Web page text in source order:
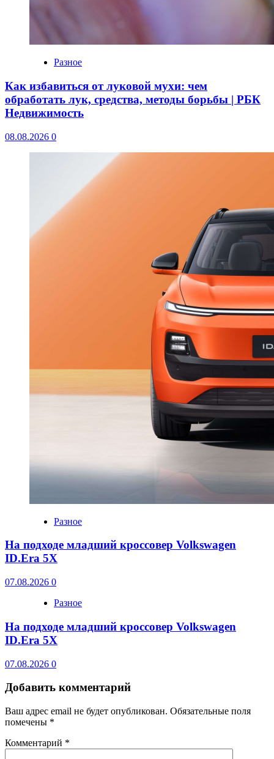
Разное
Как избавиться от луковой мухи: чем
обработать лук, средства, методы борьбы | РБК
Недвижимость
08.08.2026 0
Разное
На подходе младший кроссовер Volkswagen
ID.Era 5X
07.08.2026 0
Разное
На подходе младший кроссовер Volkswagen
ID.Era 5X
07.08.2026 0
Добавить комментарий
Ваш адрес email не будет опубликован. Обязательные поля
помечены *
Комментарий *